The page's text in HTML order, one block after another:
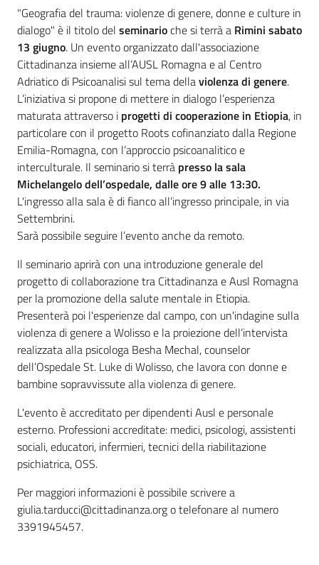
internazionale
Argomenti
Novità
Servizi
Leggi Atti Bandi
Piani Programmi Progetti
Introduzione
"Geografia del trauma: violenze di genere, donne e culture in
dialogo" è il titolo del seminarioche si terrà a Rimini sabato
13 giugno. Un evento organizzato dall'associazione
Cittadinanza insieme all’AUSL Romagna e al Centro
Adriatico di Psicoanalisi sul tema dellaviolenza di genere.
L’iniziativa si propone di mettere in dialogo l’esperienza
maturata attraverso i progetti di cooperazione in Etiopia, in
particolare con il progetto Roots cofinanziato dalla Regione
Emilia-Romagna, con l’approccio psicoanalitico e
interculturale. Il seminario si terrà presso la sala
Michelangelo dell’ospedale, dalle ore 9 alle 13:30.
L'ingresso alla sala è di fianco all’ingresso principale, in via
Settembrini.
Sarà possibile seguire l’evento anche da remoto.
Il seminario aprirà con una introduzione generale del
progetto di collaborazione tra Cittadinanza e Ausl Romagna
per la promozione della salute mentale in Etiopia.
Presenterà poi l'esperienze dal campo, con un'indagine sulla
violenza di genere a Wolisso e la proiezione dell’intervista
realizzata alla psicologa Besha Mechal, counselor
dell’Ospedale St. Luke di Wolisso, che lavora con donne e
bambine sopravvissute alla violenza di genere.
L'evento è accreditato per dipendenti Ausl e personale
esterno. Professioni accreditate: medici, psicologi, assistenti
sociali, educatori, infermieri, tecnici della riabilitazione
psichiatrica, OSS.
Per maggiori informazioni è possibile scrivere a
giulia.tarducci@cittadinanza.org o telefonare al numero
3391945457.